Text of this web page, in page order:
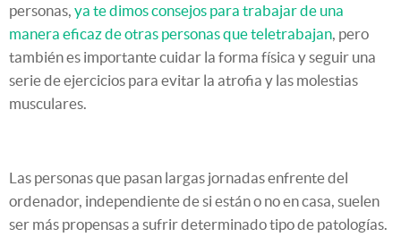
personas, ya te dimos consejos para trabajar de una
manera eficaz de otras personas que teletrabajan, pero
también es importante cuidar la forma física y seguir una
serie de ejercicios para evitar la atrofia y las molestias
musculares.
Las personas que pasan largas jornadas enfrente del
ordenador, independiente de si están o no en casa, suelen
ser más propensas a sufrir determinado tipo de patologías.